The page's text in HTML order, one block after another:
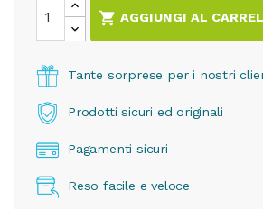
 AGGIUNGI AL
Tante sorprese per i nostri
Prodotti sicuri ed originali
Pagamenti sicuri
Reso facile e veloce